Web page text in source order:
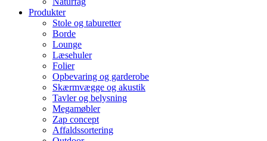
Produkter
Stole og taburetter
Borde
Lounge
Læsehuler
Folier
Opbevaring og garderobe
Skærmvægge og akustik
Tavler og belysning
Megamøbler
Zap concept
Affaldssortering